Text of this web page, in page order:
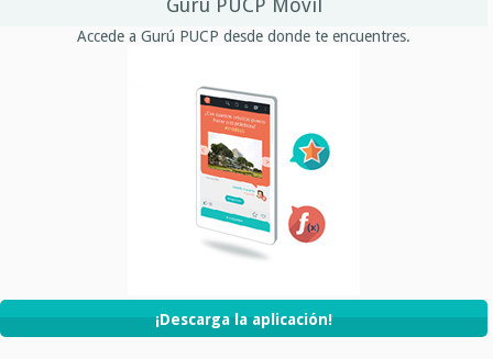
Accede a Gurú PUCP desde donde te encuentres.
¡Descarga la aplicación!